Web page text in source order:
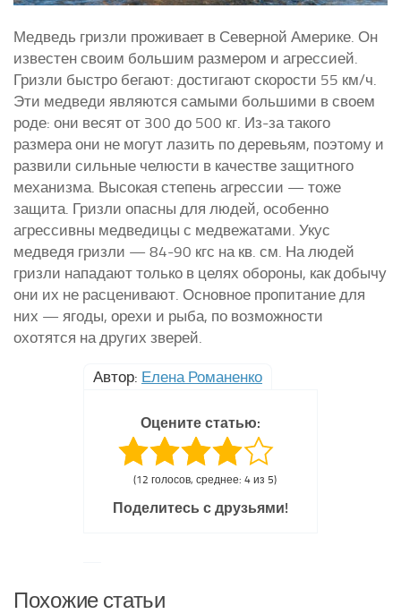
Медведь гризли проживает в Северной Америке. Он
известен своим большим размером и агрессией.
Гризли быстро бегают: достигают скорости 55 км/ч.
Эти медведи являются самыми большими в своем
роде: они весят от 300 до 500 кг. Из-за такого
размера они не могут лазить по деревьям, поэтому и
развили сильные челюсти в качестве защитного
механизма. Высокая степень агрессии — тоже
защита. Гризли опасны для людей, особенно
агрессивны медведицы с медвежатами. Укус
медведя гризли — 84-90 кгс на кв. см. На людей
гризли нападают только в целях обороны, как добычу
они их не расценивают. Основное пропитание для
них — ягоды, орехи и рыба, по возможности
охотятся на других зверей.
Автор: Елена Романенко
Оцените статью:
(12 голосов, среднее: 4 из 5)
Поделитесь с друзьями!
Похожие статьи